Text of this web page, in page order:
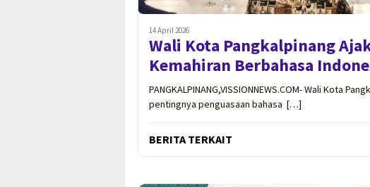
14 April 2026
Wali Kota Pangkalpinang
Kemahiran Berbahasa
PANGKALPINANG,VISSIONNEWS.COM- Wali Kota
pentingnya penguasaan bahasa […]
BERITA TERKAIT